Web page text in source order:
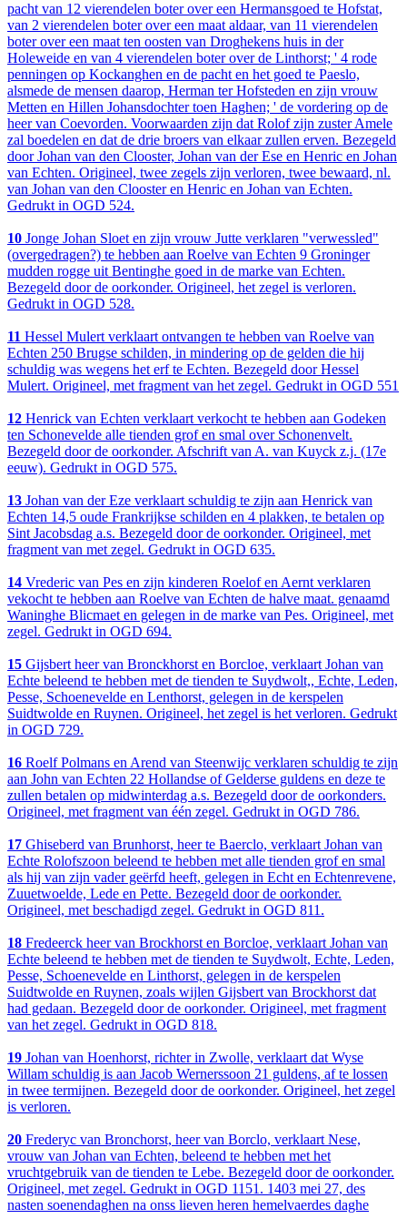
pacht van 12 vierendelen boter over een Hermansgoed te Hofstat,
van 2 vierendelen boter over een maat aldaar, van 11 vierendelen
boter over een maat ten oosten van Droghekens huis in der
Holeweide en van 4 vierendelen boter over de Linthorst; ' 4 rode
penningen op Kockanghen en de pacht en het goed te Paeslo,
alsmede de mensen daarop, Herman ter Hofsteden en zijn vrouw
Metten en Hillen Johansdochter toen Haghen; ' de vordering op de
heer van Coevorden. Voorwaarden zijn dat Rolof zijn zuster Amele
zal boedelen en dat de drie broers van elkaar zullen erven. Bezegeld
door Johan van den Clooster, Johan van der Ese en Henric en Johan
van Echten. Origineel, twee zegels zijn verloren, twee bewaard, nl.
van Johan van den Clooster en Henric en Johan van Echten.
Gedrukt in OGD 524.
10 Jonge Johan Sloet en zijn vrouw Jutte verklaren "verwessled"
(overgedragen?) te hebben aan Roelve van Echten 9 Groninger
mudden rogge uit Bentinghe goed in de marke van Echten.
Bezegeld door de oorkonder. Origineel, het zegel is verloren.
Gedrukt in OGD 528.
11 Hessel Mulert verklaart ontvangen te hebben van Roelve van
Echten 250 Brugse schilden, in mindering op de gelden die hij
schuldig was wegens het erf te Echten. Bezegeld door Hessel
Mulert. Origineel, met fragment van het zegel. Gedrukt in OGD 551
12 Henrick van Echten verklaart verkocht te hebben aan Godeken
ten Schonevelde alle tienden grof en smal over Schonenvelt.
Bezegeld door de oorkonder. Afschrift van A. van Kuyck z.j. (17e
eeuw). Gedrukt in OGD 575.
13 Johan van der Eze verklaart schuldig te zijn aan Henrick van
Echten 14,5 oude Frankrijkse schilden en 4 plakken, te betalen op
Sint Jacobsdag a.s. Bezegeld door de oorkonder. Origineel, met
fragment van met zegel. Gedrukt in OGD 635.
14 Vrederic van Pes en zijn kinderen Roelof en Aernt verklaren
vekocht te hebben aan Roelve van Echten de halve maat. genaamd
Waninghe Blicmaet en gelegen in de marke van Pes. Origineel, met
zegel. Gedrukt in OGD 694.
15 Gijsbert heer van Bronckhorst en Borcloe, verklaart Johan van
Echte beleend te hebben met de tienden te Suydwolt,, Echte, Leden,
Pesse, Schoenevelde en Lenthorst, gelegen in de kerspelen
Suidtwolde en Ruynen. Origineel, het zegel is het verloren. Gedrukt
in OGD 729.
16 Roelf Polmans en Arend van Steenwijc verklaren schuldig te zijn
aan John van Echten 22 Hollandse of Gelderse guldens en deze te
zullen betalen op midwinterdag a.s. Bezegeld door de oorkonders.
Origineel, met fragment van één zegel. Gedrukt in OGD 786.
17 Ghiseberd van Brunhorst, heer te Baerclo, verklaart Johan van
Echte Rolofszoon beleend te hebben met alle tienden grof en smal
als hij van zijn vader geërfd heeft, gelegen in Echt en Echtenrevene,
Zuuetwoelde, Lede en Pette. Bezegeld door de oorkonder.
Origineel, met beschadigd zegel. Gedrukt in OGD 811.
18 Fredeerck heer van Brockhorst en Borcloe, verklaart Johan van
Echte beleend te hebben met de tienden te Suydwolt, Echte, Leden,
Pesse, Schoenevelde en Linthorst, gelegen in de kerspelen
Suidtwolde en Ruynen, zoals wijlen Gijsbert van Brockhorst dat
had gedaan. Bezegeld door de oorkonder. Origineel, met fragment
van het zegel. Gedrukt in OGD 818.
19 Johan van Hoenhorst, richter in Zwolle, verklaart dat Wyse
Willam schuldig is aan Jacob Wernerssoon 21 guldens, af te lossen
in twee termijnen. Bezegeld door de oorkonder. Origineel, het zegel
is verloren.
20 Frederyc van Bronchorst, heer van Borclo, verklaart Nese,
vrouw van Johan van Echten, beleend te hebben met het
vruchtgebruik van de tienden te Lebe. Bezegeld door de oorkonder.
Origineel, met zegel. Gedrukt in OGD 1151. 1403 mei 27, des
nasten soenendaghen na onss lieven heren hemelvaerdes daghe